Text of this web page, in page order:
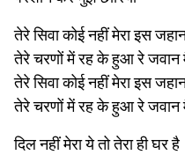
तेरे सिवा कोई नहीं मेरा इस
तेरे चरणों में रह के हुआ रे जवान
तेरे सिवा कोई नहीं मेरा इस
तेरे चरणों में रह के हुआ रे जवान
दिल नहीं मेरा ये तो तेरा ही घर है